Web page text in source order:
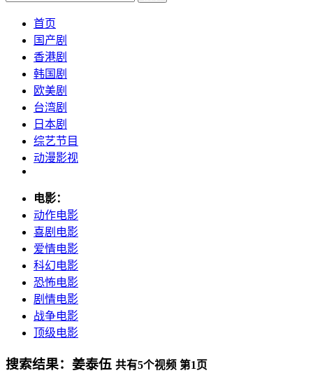
首页
国产剧
香港剧
韩国剧
欧美剧
台湾剧
日本剧
综艺节目
动漫影视
电影：
动作电影
喜剧电影
爱情电影
科幻电影
恐怖电影
剧情电影
战争电影
顶级电影
搜索结果： 姜泰伍 共有5个视频 第1 页